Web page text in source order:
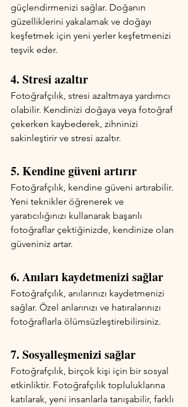
güçlendirmenizi sağlar. Doğanın
güzelliklerini yakalamak ve doğayı
keşfetmek için yeni yerler keşfetmenizi
teşvik eder.
4. Stresi azaltır
Fotoğrafçılık, stresi azaltmaya yardımcı
olabilir. Kendinizi doğaya veya fotoğraf
çekerken kaybederek, zihninizi
sakinleştirir ve stresi azaltır.
5. Kendine güveni artırır
Fotoğrafçılık, kendine güveni artırabilir.
Yeni teknikler öğrenerek ve
yaratıcılığınızı kullanarak başarılı
fotoğraflar çektiğinizde, kendinize olan
güveniniz artar.
6. Anıları kaydetmenizi sağlar
Fotoğrafçılık, anılarınızı kaydetmenizi
sağlar. Özel anlarınızı ve hatıralarınızı
fotoğraflarla ölümsüzleştirebilirsiniz.
7. Sosyalleşmenizi sağlar
Fotoğrafçılık, birçok kişi için bir sosyal
etkinliktir. Fotoğrafçılık topluluklarına
katılarak, yeni insanlarla tanışabilir, farklı